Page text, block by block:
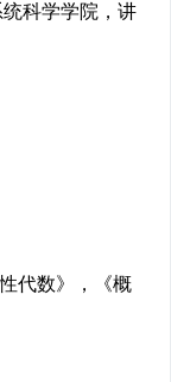
科学学院，讲
代数》，《概